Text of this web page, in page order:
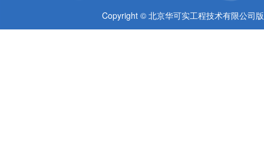
Copyright © 北京华可实工程技术有限公司